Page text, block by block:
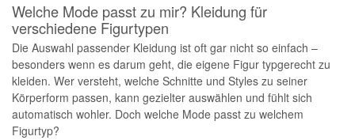
Welche Mode passt zu mir? Kleidung für
verschiedene Figurtypen
Die Auswahl passender Kleidung ist oft gar nicht so einfach –
besonders wenn es darum geht, die eigene Figur typgerecht zu
kleiden. Wer versteht, welche Schnitte und Styles zu seiner
Körperform passen, kann gezielter auswählen und fühlt sich
automatisch wohler. Doch welche Mode passt zu welchem
Figurtyp?